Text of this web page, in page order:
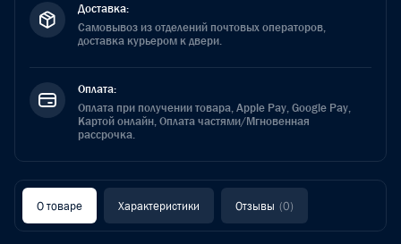
Доставка:
Самовывоз из отделений почтовых операторов,
доставка курьером к двери.
Оплата:
Оплата при получении товара, Apple Pay, Google Pay,
Картой онлайн, Оплата частями/Мгновенная
рассрочка.
О товаре Характеристики Отзывы (0)